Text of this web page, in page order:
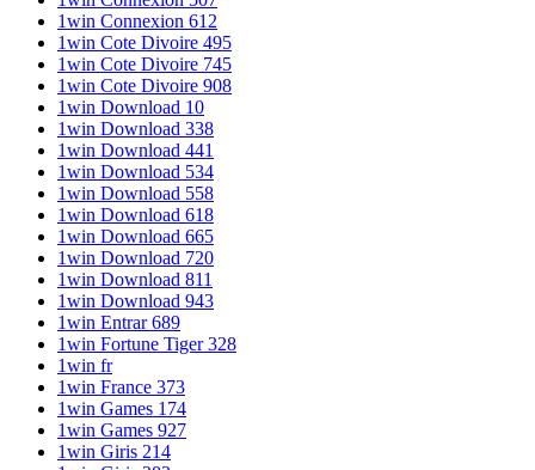
1win Connexion 612
1win Cote Divoire 495
1win Cote Divoire 745
1win Cote Divoire 908
1win Download 10
1win Download 338
1win Download 441
1win Download 534
1win Download 558
1win Download 618
1win Download 665
1win Download 720
1win Download 811
1win Download 943
1win Entrar 689
1win Fortune Tiger 328
1win fr
1win France 373
1win Games 174
1win Games 927
1win Giris 214